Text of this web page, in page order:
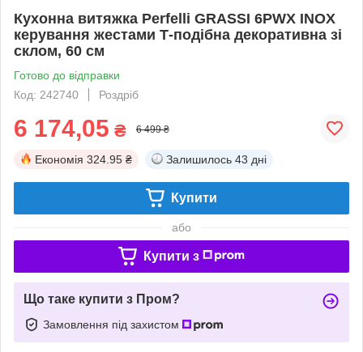
Кухонна витяжка Perfelli GRASSI 6PWX INOX
керування жестами Т-подібна декоративна зі
склом, 60 см
Готово до відправки
Код: 242740
Роздріб
6 174,05 ₴ 6 499 ₴
Економія 324.95 ₴ Залишилось 43 дні
Купити
або
Купити з
Що таке купити з Пром?
Замовлення під захистом